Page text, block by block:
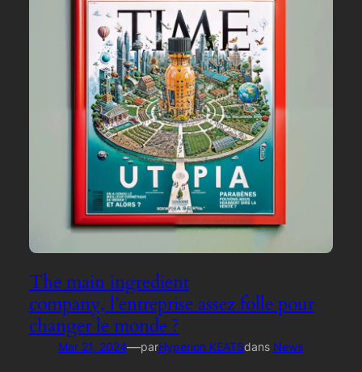
The main ingredient
company, l’entreprise assez folle pour
changer le monde ?
Mar 21, 2024—parHyperion KEATSdans News